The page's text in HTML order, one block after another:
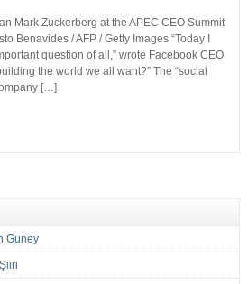
Mark Zuckerberg at the APEC CEO Summit
Benavides / AFP / Getty Images “Today I
question of all,” wrote Facebook CEO
the world we all want?” The “social
[…]
Guney